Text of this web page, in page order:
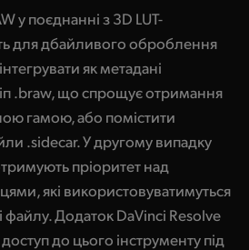
у поєднанні з 3D LUT-
для дбайливого оброблення
як метадані
.braw, що спрощує отримання
гамою, або помістити
.sidecar. У другому випадку
пріоритет над
які використовуватимуться
Додаток DaVinci Resolve
до цього інструменту під